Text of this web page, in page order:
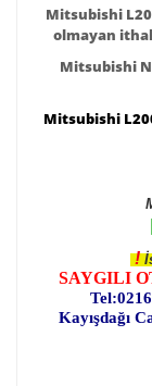
Mitsubishi
olmayan
Mitsubishi
Mitsubishi
!
SAYGILI
Kayışdağı